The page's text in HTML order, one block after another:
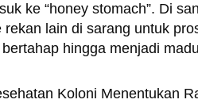
ke “honey stomach”. Di
lain di sarang untuk
hingga menjadi
Koloni Menentukan